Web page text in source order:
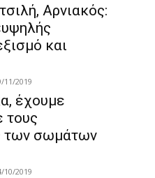
Αρνιακός:
και
11/2019
έχουμε
τους
των σωμάτων
10/2019